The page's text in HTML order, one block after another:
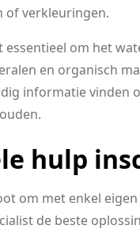
of verkleuringen.
om het
en organisch
informatie vinden
hulp
om met enkel
de beste